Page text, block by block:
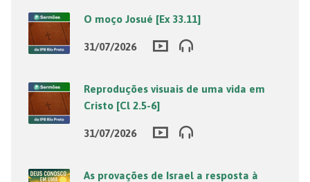
O moço Josué [Ex 33.11]
31/07/2026
Reproduções visuais de uma vida em
Cristo [Cl 2.5-6]
31/07/2026
As provações de Israel a resposta à